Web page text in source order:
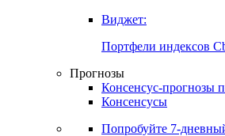
Виджет:
Портфели индексов
Прогнозы
Консенсус-прогнозы
Консенсусы
Попробуйте 7-